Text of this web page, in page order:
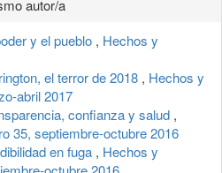
autor/a
y el pueblo , Hechos y
el terror de 2018 , Hechos y
abril 2017
confianza y salud ,
35, septiembre-octubre 2016
en fuga , Hechos y